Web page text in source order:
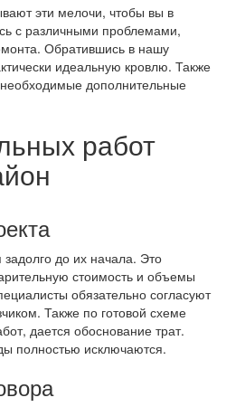
эти мелочи, чтобы вы в
с различными проблемами,
Обратившись в нашу
идеальную кровлю. Также
дополнительные
работ
до их начала. Это
стоимость и объемы
обязательно согласуют
Также по готовой схеме
дается обоснование трат.
полностью исключаются.